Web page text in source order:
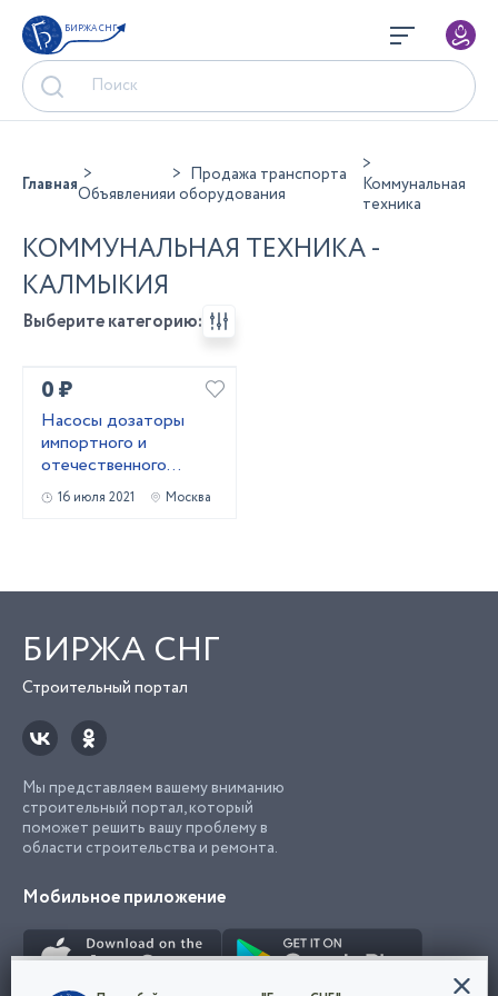
БИРЖА СНГ
ГлавнаяОбъявления
Продажа транспорта
и оборудования
Коммунальная
техника
КОММУНАЛЬНАЯ ТЕХНИКА -
КАЛМЫКИЯ
Выберите категорию:
0 ₽
Насосы дозаторы
импортного и
отечественного
производства
16 июля 2021 Москва
БИРЖА СНГ
Строительный портал
Мы представляем вашему вниманию
строительный портал, который
поможет решить вашу проблему в
области строительства и ремонта.
Мобильное приложение